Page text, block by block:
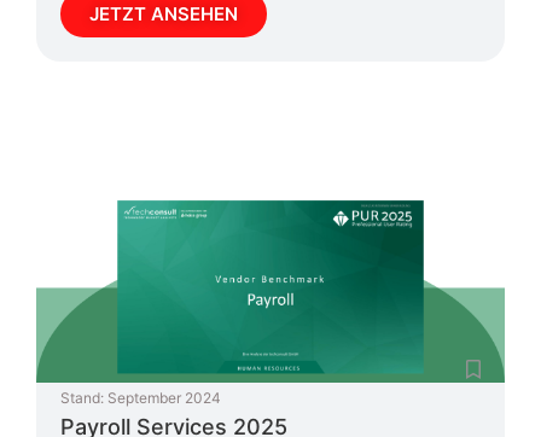
JETZT ANSEHEN
Stand: September 2024
Payroll Services 2025